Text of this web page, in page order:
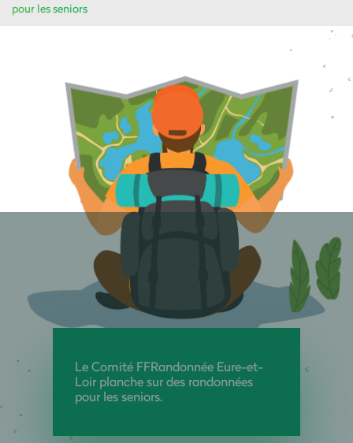
pour les seniors
Le Comité FFRandonnée Eure-et-
Loir planche sur des randonnées
pour les seniors.